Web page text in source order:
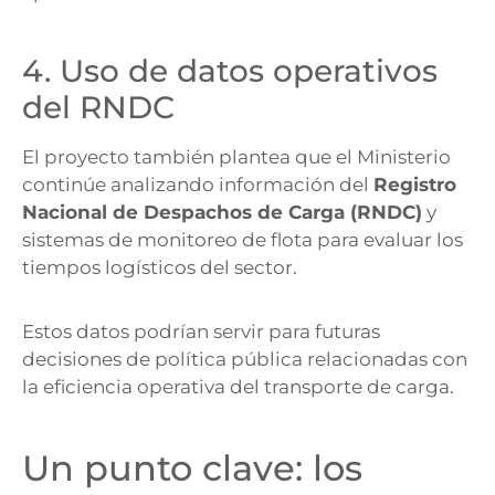
4. Uso de datos operativos
del RNDC
El proyecto también plantea que el Ministerio
continúe analizando información del Registro
Nacional de Despachos de Carga (RNDC) y
sistemas de monitoreo de flota para evaluar los
tiempos logísticos del sector.
Estos datos podrían servir para futuras
decisiones de política pública relacionadas con
la eficiencia operativa del transporte de carga.
Un punto clave: los